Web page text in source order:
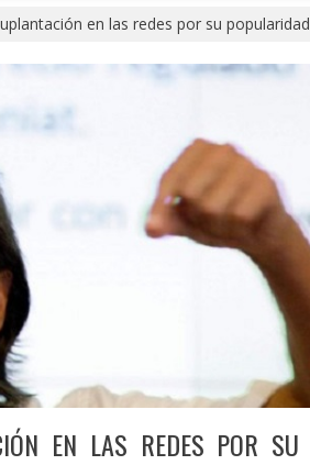
en las redes por su popularidad
EN LAS REDES POR SU